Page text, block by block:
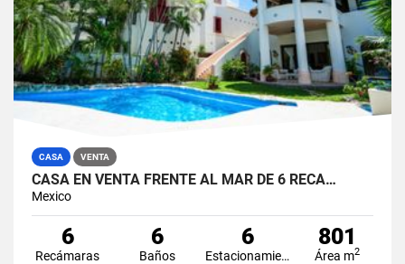
CASA VENTA
CASA EN VENTA FRENTE AL MAR DE 6 RECÁ…
Mexico
6
Recámaras
6
Baños
6
Estacionamiento
801
Área m2